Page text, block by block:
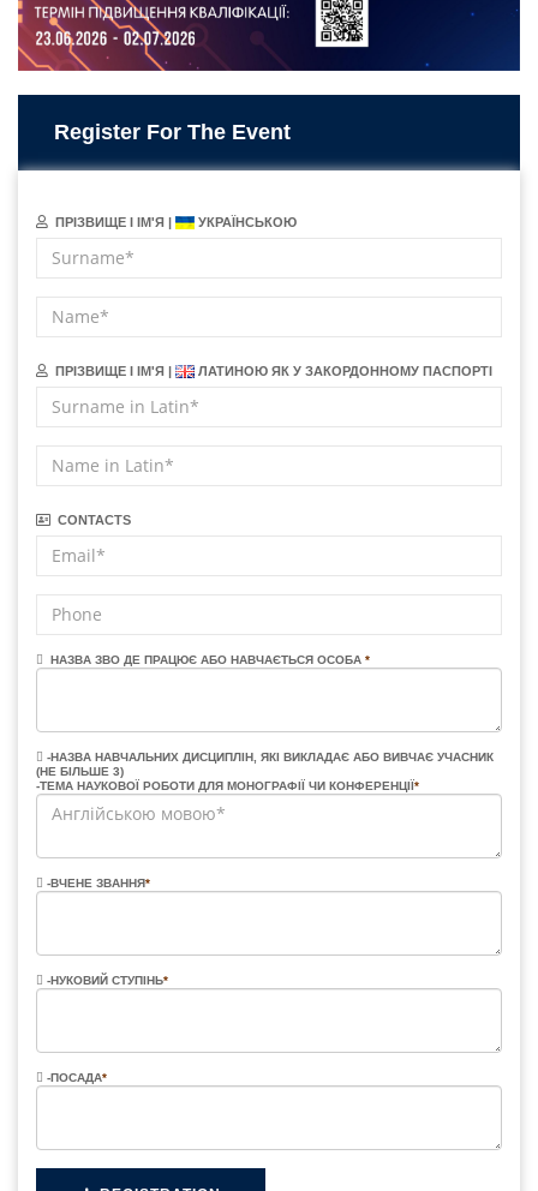
Register For The Event
ПРІЗВИЩЕ І ІМ'Я | УКРАЇНСЬКОЮ
ПРІЗВИЩЕ І ІМ'Я | ЛАТИНОЮ ЯК У ЗАКОРДОННОМУ ПАСПОРТІ
CONTACTS
НАЗВА ЗВО ДЕ ПРАЦЮЄ АБО НАВЧАЄТЬСЯ ОСОБА *
-НАЗВА НАВЧАЛЬНИХ ДИСЦИПЛІН, ЯКІ ВИКЛАДАЄ АБО ВИВЧАЄ УЧАСНИК
(НЕ БІЛЬШЕ 3)
-ТЕМА НАУКОВОЇ РОБОТИ ДЛЯ МОНОГРАФІЇ ЧИ КОНФЕРЕНЦІЇ*
-ВЧЕНЕ ЗВАННЯ*
-НУКОВИЙ СТУПІНЬ*
-ПОСАДА*